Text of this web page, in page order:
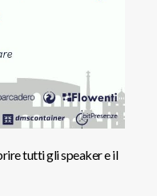
tutti gli speaker e il